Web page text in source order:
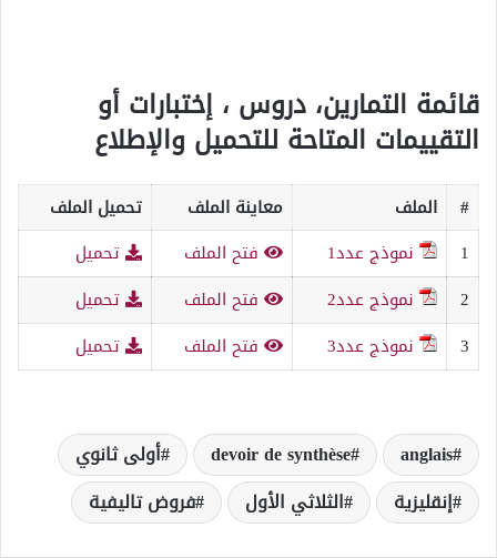
قائمة التمارين، دروس ، إختبارات أو
التقييمات المتاحة للتحميل والإطلاع
# الملف معاينة الملف
تحميل الملف
1
نموذج عدد1 فتح الملف
تحميل
2
نموذج عدد2 فتح الملف
تحميل
3
نموذج عدد3 فتح الملف تحميل
anglais
devoir de synthèse
أولى ثانوي
إنقليزية
الثلاثي الأول فروض تاليفية